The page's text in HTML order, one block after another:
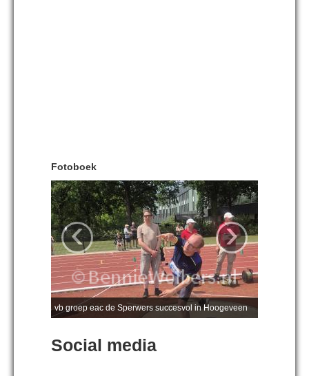
Fotoboek
vb groep eac de Sperwers succesvol in Hoogeveen
‹ ›
Social media